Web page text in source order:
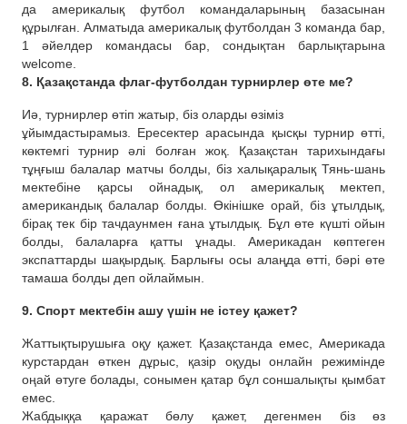
да америкалық футбол командаларының базасынан
құрылған. Алматыда америкалық футболдан 3 команда бар,
1 әйелдер командасы бар, сондықтан барлықтарына
welcome.
8. Қазақстанда флаг-футболдан турнирлер өте ме?
Иә, турнирлер өтіп жатыр, біз оларды өзіміз
ұйымдастырамыз. Ересектер арасында қысқы турнир өтті,
көктемгі турнир әлі болған жоқ. Қазақстан тарихындағы
тұңғыш балалар матчы болды, біз халықаралық Тянь-шань
мектебіне қарсы ойнадық, ол америкалық мектеп,
американдық балалар болды. Өкінішке орай, біз ұтылдық,
бірақ тек бір тачдаунмен ғана ұтылдық. Бұл өте күшті ойын
болды, балаларға қатты ұнады. Америкадан көптеген
экспаттарды шақырдық. Барлығы осы алаңда өтті, бәрі өте
тамаша болды деп ойлаймын.
9. Спорт мектебін ашу үшін не істеу қажет?
Жаттықтырушыға оқу қажет. Қазақстанда емес, Америкада
курстардан өткен дұрыс, қазір оқуды онлайн режимінде
оңай өтуге болады, сонымен қатар бұл соншалықты қымбат
емес.
Жабдыққа қаражат бөлу қажет, дегенмен біз өз